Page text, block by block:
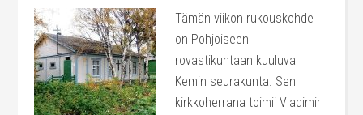
Tämän viikon rukouskohde
on Pohjoiseen
rovastikuntaan kuuluva
Kemin seurakunta. Sen
kirkkoherrana toimii Vladimir